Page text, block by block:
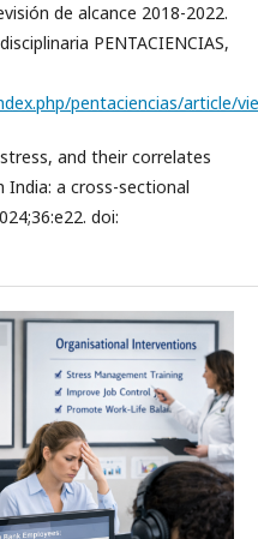
de alcance 2018-2022.
PENTACIENCIAS,
pentaciencias/article/
and their correlates
a cross-sectional
doi: